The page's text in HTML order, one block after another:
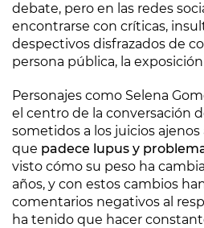
debate, pero en las redes
encontrarse con críticas,
despectivos disfrazados de
persona pública, la
Personajes como Selena
el centro de la conversación
sometidos a los juicios ajenos
que padece lupus y
visto cómo su peso ha
años, y con estos cambios
comentarios negativos al
ha tenido que hacer